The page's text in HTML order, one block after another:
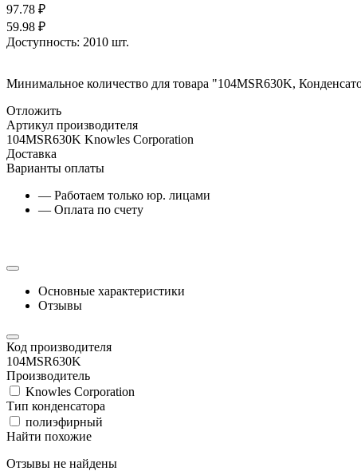
97.78 ₽
59.98 ₽
Доступность: 2010 шт.
Минимальное количество для товара "104MSR630K,
Отложить
Артикул производителя
104MSR630K Knowles Corporation
Доставка
Варианты оплаты
— Работаем только юр. лицами
— Оплата по счету
Основные характеристики
Отзывы
Код производителя
104MSR630K
Производитель
Knowles Corporation
Тип конденсатора
полиэфирный
Найти похожие
Отзывы не найдены